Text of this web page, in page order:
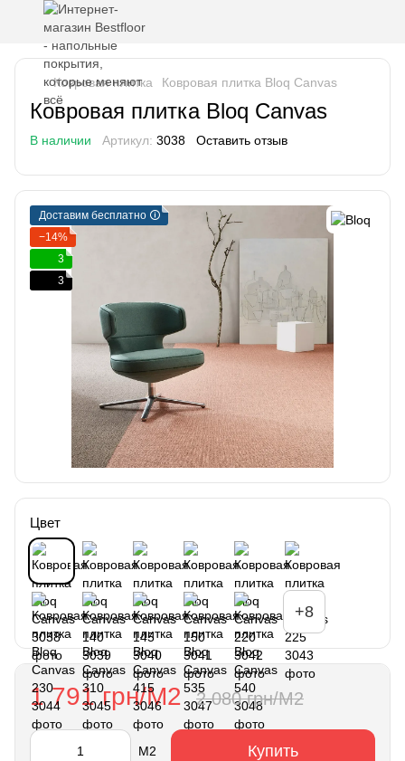
Ковровая плитка Ковровая плитка Bloq Canvas
Ковровая плитка Bloq Canvas
В наличии Артикул: 3038 Оставить отзыв
Доставим бесплатно 🛈
−14%
3
3
Цвет
+8
1 791 грн/М2 2 080 грн/М2
М2 Купить